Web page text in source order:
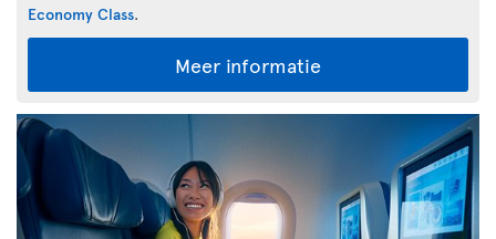
Economy Class.
Meer informatie